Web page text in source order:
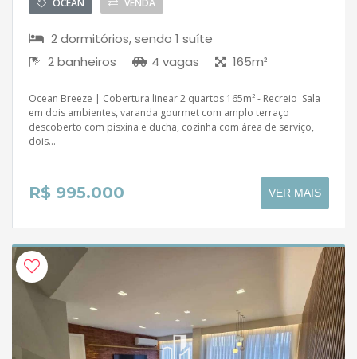
OCEAN VENDA
2 dormitórios, sendo 1 suíte
2 banheiros
4 vagas 165m²
Ocean Breeze | Cobertura linear 2 quartos 165m² - Recreio Sala
em dois ambientes, varanda gourmet com amplo terraço
descoberto com pisxina e ducha, cozinha com área de serviço,
dois...
R$ 995.000 VER MAIS